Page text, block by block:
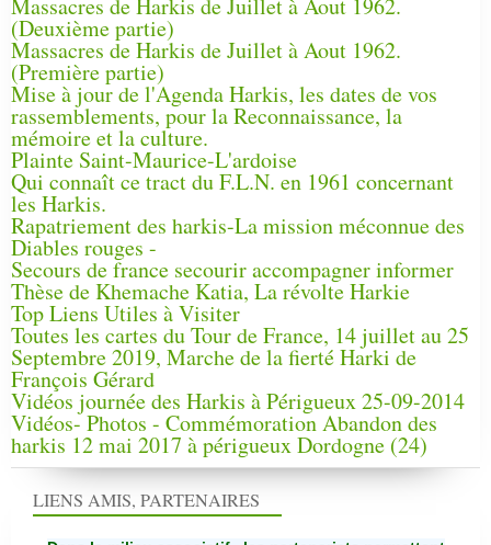
Massacres de Harkis de Juillet à Aout 1962.
(Deuxième partie)
Massacres de Harkis de Juillet à Aout 1962.
(Première partie)
Mise à jour de l'Agenda Harkis, les dates de vos
rassemblements, pour la Reconnaissance, la
mémoire et la culture.
Plainte Saint-Maurice-L'ardoise
Qui connaît ce tract du F.L.N. en 1961 concernant
les Harkis.
Rapatriement des harkis-La mission méconnue des
Diables rouges -
Secours de france secourir accompagner informer
Thèse de Khemache Katia, La révolte Harkie
Top Liens Utiles à Visiter
Toutes les cartes du Tour de France, 14 juillet au 25
Septembre 2019, Marche de la fierté Harki de
François Gérard
Vidéos journée des Harkis à Périgueux 25-09-2014
Vidéos- Photos - Commémoration Abandon des
harkis 12 mai 2017 à périgueux Dordogne (24)
LIENS AMIS, PARTENAIRES